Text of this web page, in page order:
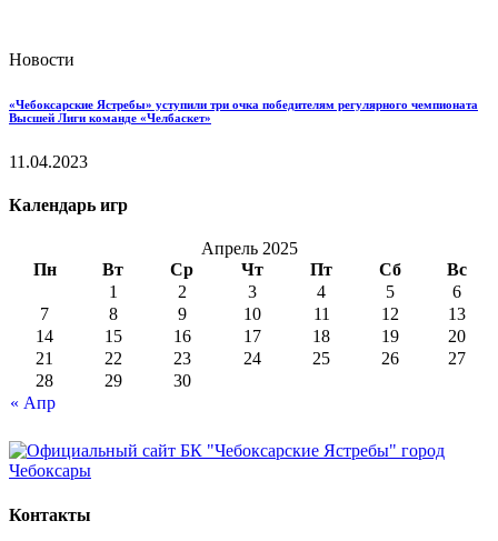
Новости
«Чебоксарские Ястребы» уступили три очка победителям регулярного чемпионата
Высшей Лиги команде «Челбаскет»
11.04.2023
Календарь игр
Апрель 2025
Пн
Вт Ср Чт Пт Сб Вс
« Апр
1 2 3 4 5
6
7
8 9 10 11 12
13
14
15 16 17 18 19
20
21
22 23 24 25 26
27
28
29 30
Контакты